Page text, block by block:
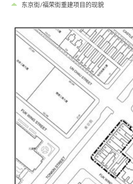
东京街/福荣街重建项目的现貌